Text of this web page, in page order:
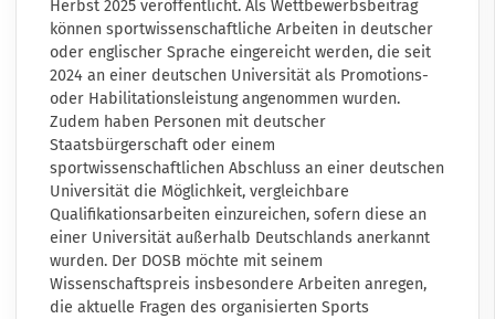
Herbst 2025 veröffentlicht. Als Wettbewerbsbeitrag
können sportwissenschaftliche Arbeiten in deutscher
oder englischer Sprache eingereicht werden, die seit
2024 an einer deutschen Universität als Promotions-
oder Habilitationsleistung angenommen wurden.
Zudem haben Personen mit deutscher
Staatsbürgerschaft oder einem
sportwissenschaftlichen Abschluss an einer deutschen
Universität die Möglichkeit, vergleichbare
Qualifikationsarbeiten einzureichen, sofern diese an
einer Universität außerhalb Deutschlands anerkannt
wurden. Der DOSB möchte mit seinem
Wissenschaftspreis insbesondere Arbeiten anregen,
die aktuelle Fragen des organisierten Sports